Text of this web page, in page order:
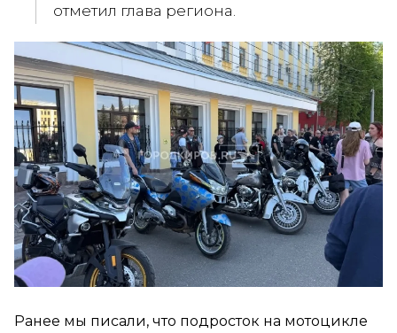
отметил глава региона.
Ранее мы писали, что подросток на мотоцикле